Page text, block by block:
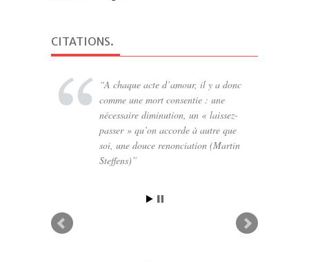
CITATIONS.
A chaque acte d’amour, il y a donc
comme une mort consentie : une
nécessaire diminution, un « laissez-
passer » qu’on accorde à autre que
soi, une douce renonciation (Martin
Steffens)